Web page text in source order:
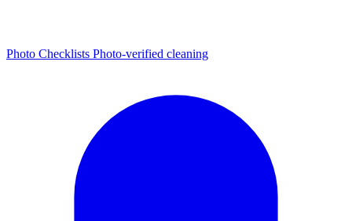
Photo Checklists Photo-verified cleaning